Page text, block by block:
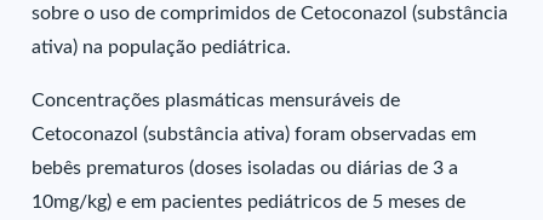
sobre o uso de comprimidos de Cetoconazol (substância
ativa) na população pediátrica.
Concentrações plasmáticas mensuráveis de
Cetoconazol (substância ativa) foram observadas em
bebês prematuros (doses isoladas ou diárias de 3 a
10mg/kg) e em pacientes pediátricos de 5 meses de